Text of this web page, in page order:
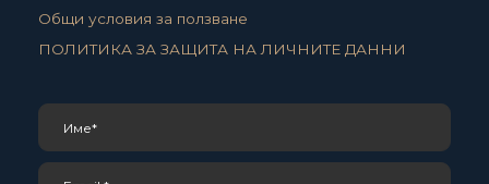
Общи условия за ползване
ПОЛИТИКА ЗА ЗАЩИТА НА ЛИЧНИТЕ ДАННИ